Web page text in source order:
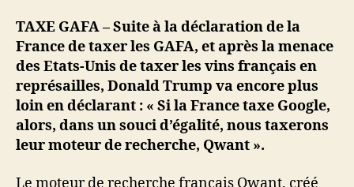
TAXE GAFA – Suite à la déclaration de la
France de taxer les GAFA, et après la menace
des Etats-Unis de taxer les vins français en
représailles, Donald Trump va encore plus
loin en déclarant : « Si la France taxe Google,
alors, dans un souci d’égalité, nous taxerons
leur moteur de recherche, Qwant ».
Le moteur de recherche français Qwant, créé